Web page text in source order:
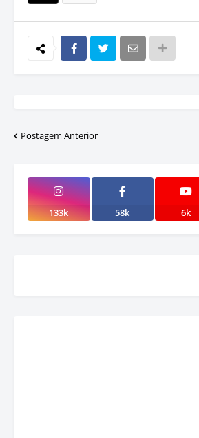
Postagem Anterior
133k 58k 6k